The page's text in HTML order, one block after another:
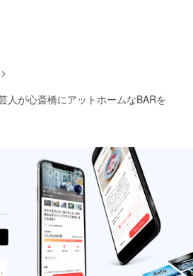
>
人が心斎橋にアットホームなBARを